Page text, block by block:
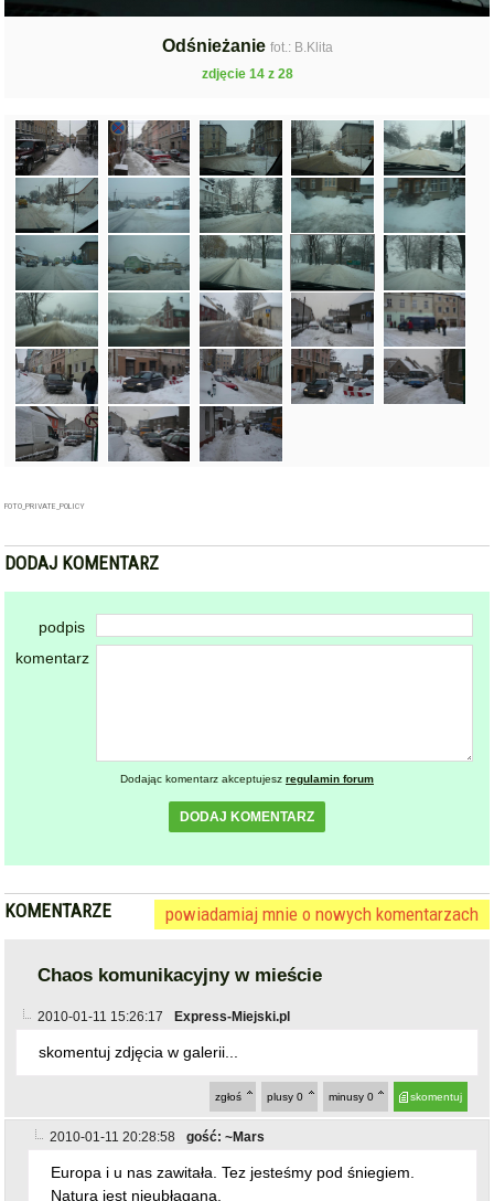
Odśnieżanie fot.: B.Klita
zdjęcie 14 z 28
FOTO_PRIVATE_POLICY
DODAJ KOMENTARZ
podpis
komentarz
Dodając komentarz akceptujesz regulamin forum
DODAJ KOMENTARZ
KOMENTARZE powiadamiaj mnie o nowych komentarzach
Chaos komunikacyjny w mieście
2010-01-11 15:26:17 Express-Miejski.pl
skomentuj zdjęcia w galerii...
skomentuj
minusy 0
plusy 0
zgłoś
2010-01-11 20:28:58 gość: ~Mars
Europa i u nas zawitała. Tez jesteśmy pod śniegiem.
Natura jest nieubłagana.